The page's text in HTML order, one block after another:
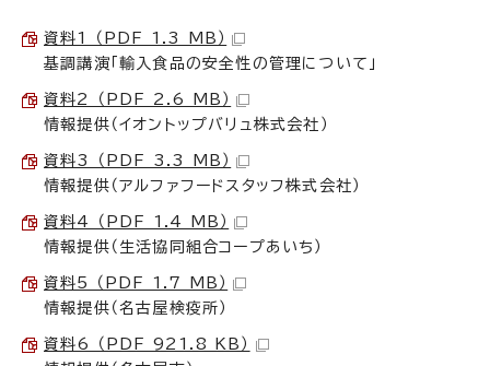
資料1 （PDF 1.3 MB）
基調講演「輸入食品の安全性の管理について」
資料2 （PDF 2.6 MB）
情報提供（イオントップバリュ株式会社）
資料3 （PDF 3.3 MB）
情報提供（アルファフードスタッフ株式会社）
資料4 （PDF 1.4 MB）
情報提供（生活協同組合コープあいち）
資料5 （PDF 1.7 MB）
情報提供（名古屋検疫所）
資料6 （PDF 921.8 KB）